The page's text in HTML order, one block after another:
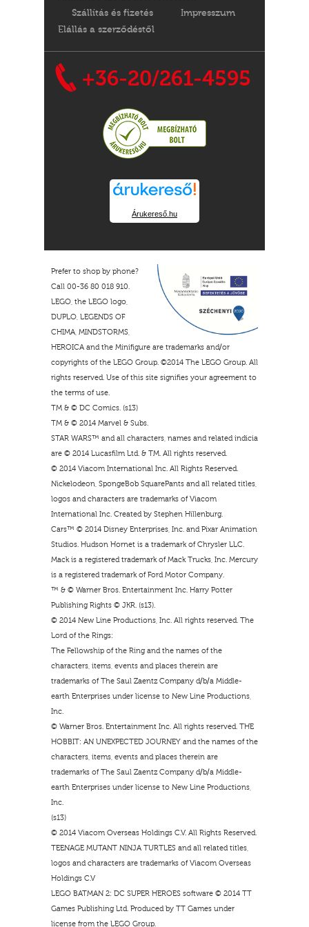
Szállítás és fizetés
Impresszum
Elállás a szerződéstől
+36-20/261-4595
Árukereső.hu
Prefer to shop by phone?
Call 00-36 80 018 910.
LEGO, the LEGO logo,
DUPLO, LEGENDS OF
CHIMA, MINDSTORMS,
HEROICA and the Minifigure are trademarks and/or
copyrights of the LEGO Group. ©2014 The LEGO Group. All
rights reserved. Use of this site signifies your agreement to
the terms of use.
TM & © DC Comics. (s13)
TM & © 2014 Marvel & Subs.
STAR WARS™ and all characters, names and related indicia
are © 2014 Lucasfilm Ltd. & TM. All rights reserved.
© 2014 Viacom International Inc. All Rights Reserved.
Nickelodeon, SpongeBob SquarePants and all related titles,
logos and characters are trademarks of Viacom
International Inc. Created by Stephen Hillenburg.
Cars™ © 2014 Disney Enterprises, Inc. and Pixar Animation
Studios. Hudson Hornet is a trademark of Chrysler LLC.
Mack is a registered trademark of Mack Trucks, Inc. Mercury
is a registered trademark of Ford Motor Company.
™ & © Warner Bros. Entertainment Inc. Harry Potter
Publishing Rights © JKR. (s13).
© 2014 New Line Productions, Inc. All rights reserved. The
Lord of the Rings:
The Fellowship of the Ring and the names of the
characters, items, events and places therein are
trademarks of The Saul Zaentz Company d/b/a Middle-
earth Enterprises under license to New Line Productions,
Inc.
© Warner Bros. Entertainment Inc. All rights reserved. THE
HOBBIT: AN UNEXPECTED JOURNEY and the names of the
characters, items, events and places therein are
trademarks of The Saul Zaentz Company d/b/a Middle-
earth Enterprises under license to New Line Productions,
Inc.
(s13)
© 2014 Viacom Overseas Holdings C.V. All Rights Reserved.
TEENAGE MUTANT NINJA TURTLES and all related titles,
logos and characters are trademarks of Viacom Overseas
Holdings C.V
LEGO BATMAN 2: DC SUPER HEROES software © 2014 TT
Games Publishing Ltd. Produced by TT Games under
license from the LEGO Group.